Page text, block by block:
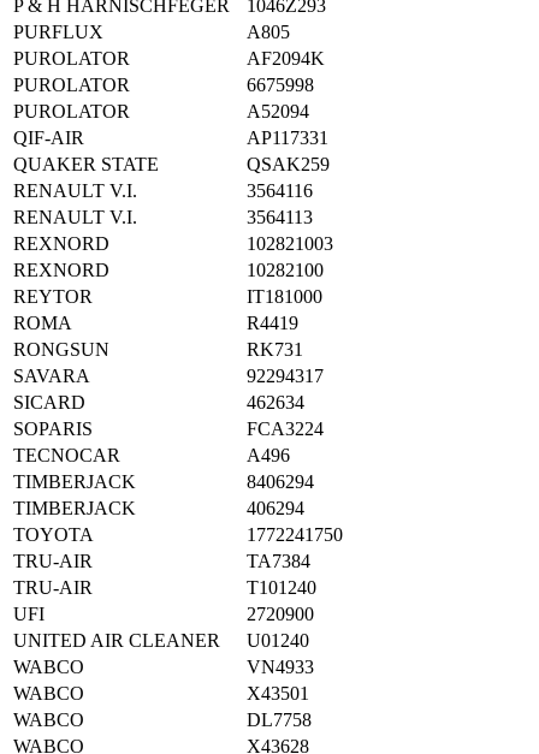
P & H HARNISCHFEGER
1046Z293
PURFLUX
A805
PUROLATOR
AF2094K
PUROLATOR
6675998
PUROLATOR
A52094
QIF-AIR
AP117331
QUAKER STATE
QSAK259
RENAULT V.I.
3564116
RENAULT V.I.
3564113
REXNORD
102821003
REXNORD
10282100
REYTOR
IT181000
ROMA
R4419
RONGSUN
RK731
SAVARA
92294317
SICARD
462634
SOPARIS
FCA3224
TECNOCAR
A496
TIMBERJACK
8406294
TIMBERJACK
406294
TOYOTA
1772241750
TRU-AIR
TA7384
TRU-AIR
T101240
UFI
2720900
UNITED AIR CLEANER
U01240
WABCO
VN4933
WABCO
X43501
WABCO
DL7758
WABCO
X43628